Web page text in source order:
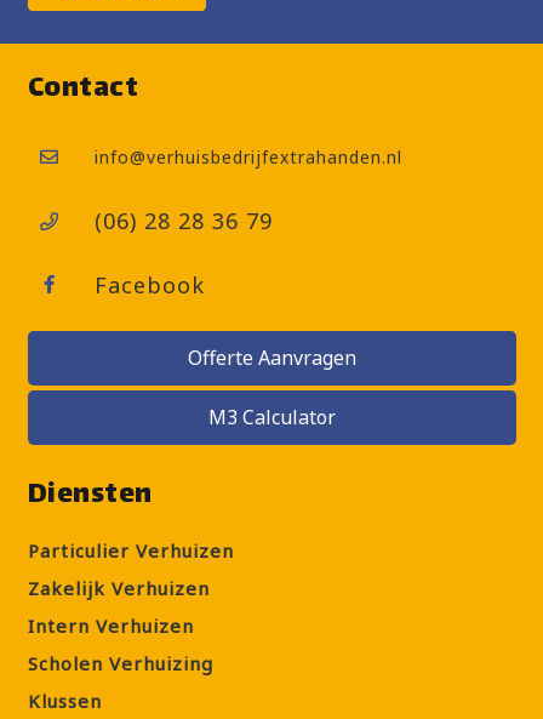
Contact
info@verhuisbedrijfextrahanden.nl
(06) 28 28 36 79
Facebook
Offerte Aanvragen
M3 Calculator
Diensten
Particulier Verhuizen
Zakelijk Verhuizen
Intern Verhuizen
Scholen Verhuizing
Klussen